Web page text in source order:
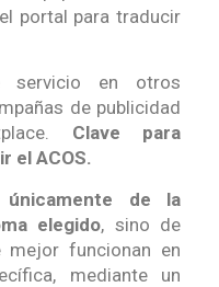
portal para traducir
servicio en otros
de publicidad
Clave para
el ACOS.
de la
elegido, sino de
mejor funcionan en
mediante un